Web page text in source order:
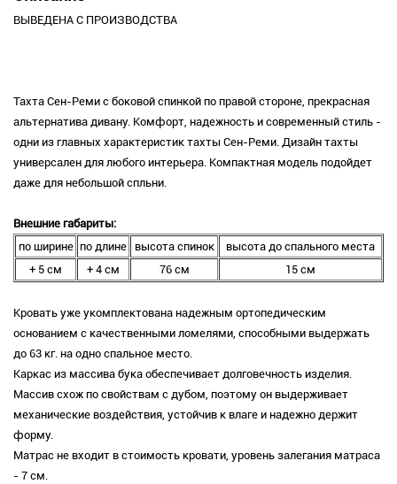
ВЫВЕДЕНА С ПРОИЗВОДСТВА
Тахта Сен-Реми с боковой спинкой по правой стороне, прекрасная
альтернатива дивану. Комфорт, надежность и современный стиль -
одни из главных характеристик тахты Сен-Реми. Дизайн тахты
универсален для любого интерьера. Компактная модель подойдет
даже для небольшой спльни.
Внешние габариты:
по ширине по длине высота спинок
высота до спального места
+ 5 см
+ 4 см 76 см 15 см
Кровать уже укомплектована надежным ортопедическим
основанием с качественными ломелями, способными выдержать
до 63 кг. на одно спальное место.
Каркас из массива бука обеспечивает долговечность изделия.
Массив схож по свойствам с дубом, поэтому он выдерживает
механические воздействия, устойчив к влаге и надежно держит
форму.
Матрас не входит в стоимость кровати, уровень залегания матраса
- 7 см.